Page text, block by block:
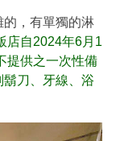
的，有單獨的淋
店自2024年6月1
提供之一次性備
刀、牙線、浴